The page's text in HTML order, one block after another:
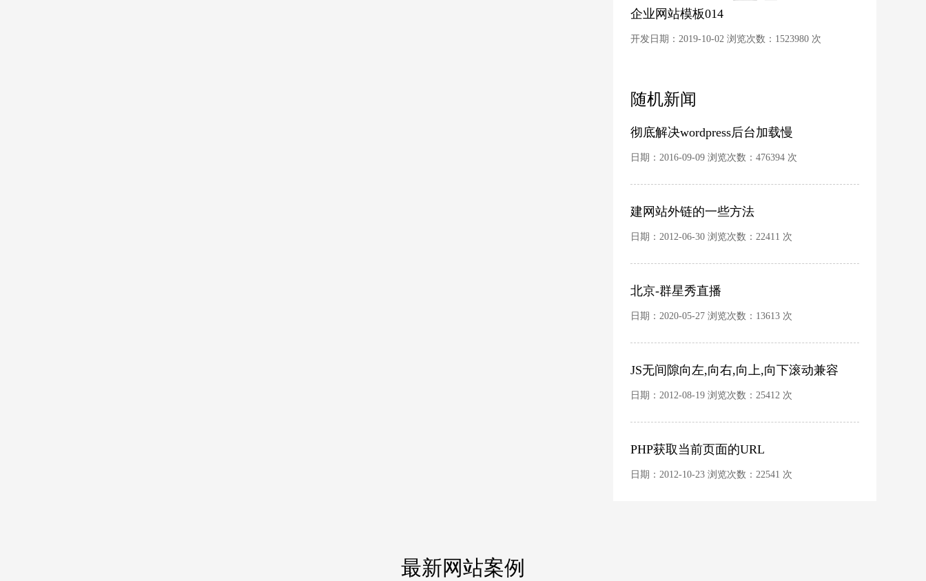
企业网站模板014
开发日期：2019-10-02 浏览次数：1523980 次
随机新闻
彻底解决wordpress后台加载慢
日期：2016-09-09 浏览次数：476394 次
建网站外链的一些方法
日期：2012-06-30 浏览次数：22411 次
北京-群星秀直播
日期：2020-05-27 浏览次数：13613 次
JS无间隙向左,向右,向上,向下滚动兼容
IE,firefox
日期：2012-08-19 浏览次数：25412 次
PHP获取当前页面的URL
日期：2012-10-23 浏览次数：22541 次
最新网站案例